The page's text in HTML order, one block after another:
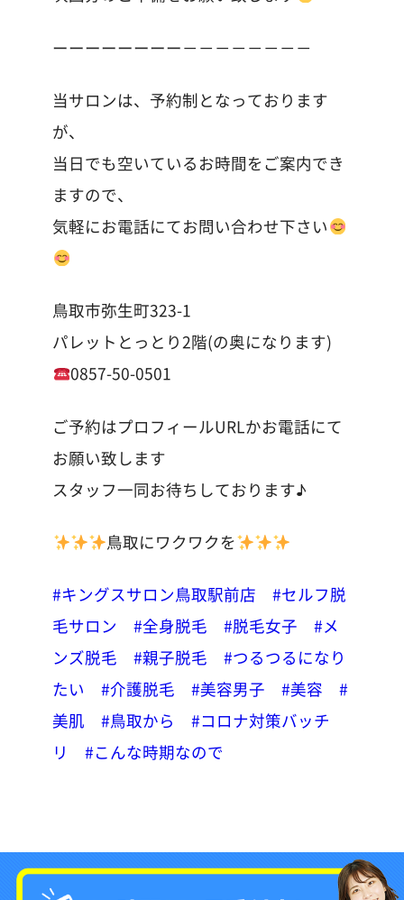
ーーーーーーーー－－－－－－－－
当サロンは、予約制となっております
が、
当日でも空いているお時間をご案内でき
ますので、
気軽にお電話にてお問い合わせ下さい
鳥取市弥生町323-1
パレットとっとり2階(の奥になります)
0857-50-0501
ご予約はプロフィールURLかお電話にて
お願い致します
スタッフ一同お待ちしております♪
鳥取にワクワクを
#キングスサロン鳥取駅前店
#セルフ脱
毛サロン
#全身脱毛 #脱毛女子
#メ
ンズ脱毛
#親子脱毛
#つるつるになり
たい
#介護脱毛 #美容男子 #美容
#
美肌
#鳥取から
#コロナ対策バッチ
リ
#こんな時期なので